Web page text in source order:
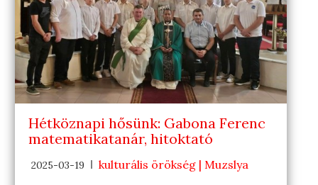
Hétköznapi hősünk: Gabona Ferenc
matematikatanár, hitoktató
2025-03-19 kulturális örökség | Muzslya